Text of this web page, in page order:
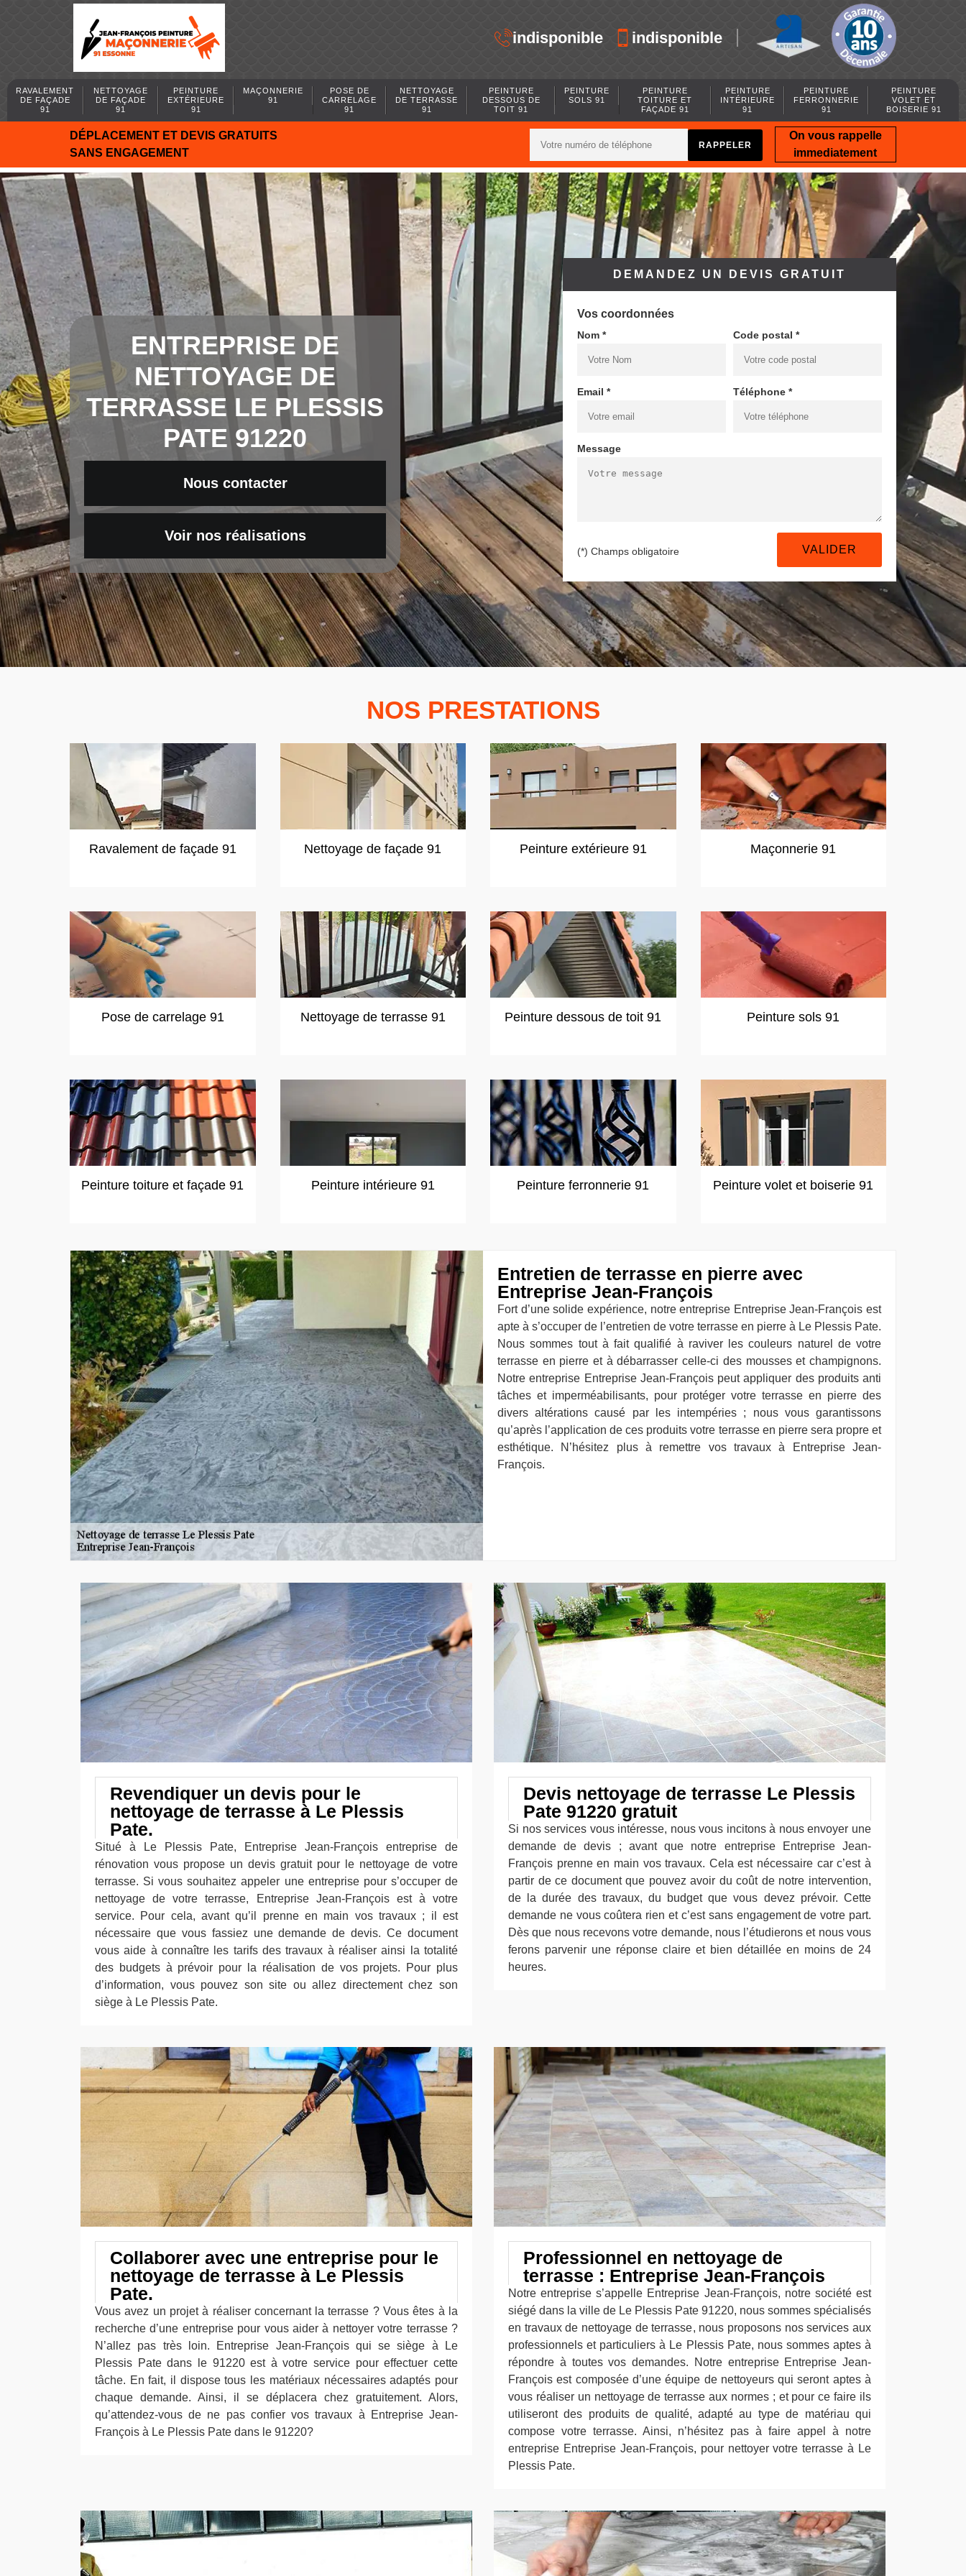
indisponible indisponible
RAVALEMENT
DE FAÇADE
91
NETTOYAGE
DE FAÇADE
91
PEINTURE
EXTÉRIEURE
91
MAÇONNERIE
91
POSE DE
CARRELAGE
91
NETTOYAGE
DE TERRASSE
91
PEINTURE
DESSOUS DE
TOIT 91
PEINTURE
SOLS 91
PEINTURE
TOITURE ET
FAÇADE 91
PEINTURE
INTÉRIEURE
91
PEINTURE
FERRONNERIE
91
PEINTURE
VOLET ET
BOISERIE 91
DÉPLACEMENT ET DEVIS GRATUITS
SANS ENGAGEMENT
On vous rappelle
immediatement
ENTREPRISE DE
NETTOYAGE DE
TERRASSE LE PLESSIS
PATE 91220
Nous contacter
Voir nos réalisations
DEMANDEZ UN DEVIS GRATUIT
Vos coordonnées
Nom * Code postal *
Email * Téléphone *
Message
(*) Champs obligatoire
NOS PRESTATIONS
Ravalement de façade 91 Nettoyage de façade 91 Peinture extérieure 91 Maçonnerie 91
Pose de carrelage 91 Nettoyage de terrasse 91 Peinture dessous de toit 91 Peinture sols 91
Peinture toiture et façade 91 Peinture intérieure 91 Peinture ferronnerie 91 Peinture volet et boiserie 91
Entretien de terrasse en pierre avec
Entreprise Jean-François
Fort d’une solide expérience, notre entreprise Entreprise Jean-François est
apte à s’occuper de l’entretien de votre terrasse en pierre à Le Plessis Pate.
Nous sommes tout à fait qualifié à raviver les couleurs naturel de votre
terrasse en pierre et à débarrasser celle-ci des mousses et champignons.
Notre entreprise Entreprise Jean-François peut appliquer des produits anti
tâches et imperméabilisants, pour protéger votre terrasse en pierre des
divers altérations causé par les intempéries ; nous vous garantissons
qu’après l’application de ces produits votre terrasse en pierre sera propre et
esthétique. N’hésitez plus à remettre vos travaux à Entreprise Jean-
François.
Revendiquer un devis pour le
nettoyage de terrasse à Le Plessis
Pate.
Situé à Le Plessis Pate, Entreprise Jean-François entreprise de
rénovation vous propose un devis gratuit pour le nettoyage de votre
terrasse. Si vous souhaitez appeler une entreprise pour s’occuper de
nettoyage de votre terrasse, Entreprise Jean-François est à votre
service. Pour cela, avant qu’il prenne en main vos travaux ; il est
nécessaire que vous fassiez une demande de devis. Ce document
vous aide à connaître les tarifs des travaux à réaliser ainsi la totalité
des budgets à prévoir pour la réalisation de vos projets. Pour plus
d’information, vous pouvez son site ou allez directement chez son
siège à Le Plessis Pate.
Devis nettoyage de terrasse Le Plessis
Pate 91220 gratuit
Si nos services vous intéresse, nous vous incitons à nous envoyer une
demande de devis ; avant que notre entreprise Entreprise Jean-
François prenne en main vos travaux. Cela est nécessaire car c’est à
partir de ce document que pouvez avoir du coût de notre intervention,
de la durée des travaux, du budget que vous devez prévoir. Cette
demande ne vous coûtera rien et c’est sans engagement de votre part.
Dès que nous recevons votre demande, nous l’étudierons et nous vous
ferons parvenir une réponse claire et bien détaillée en moins de 24
heures.
Collaborer avec une entreprise pour le
nettoyage de terrasse à Le Plessis
Pate.
Vous avez un projet à réaliser concernant la terrasse ? Vous êtes à la
recherche d’une entreprise pour vous aider à nettoyer votre terrasse ?
N’allez pas très loin. Entreprise Jean-François qui se siège à Le
Plessis Pate dans le 91220 est à votre service pour effectuer cette
tâche. En fait, il dispose tous les matériaux nécessaires adaptés pour
chaque demande. Ainsi, il se déplacera chez gratuitement. Alors,
qu’attendez-vous de ne pas confier vos travaux à Entreprise Jean-
François à Le Plessis Pate dans le 91220?
Professionnel en nettoyage de
terrasse : Entreprise Jean-François
Notre entreprise s’appelle Entreprise Jean-François, notre société est
siégé dans la ville de Le Plessis Pate 91220, nous sommes spécialisés
en travaux de nettoyage de terrasse, nous proposons nos services aux
professionnels et particuliers à Le Plessis Pate, nous sommes aptes à
répondre à toutes vos demandes. Notre entreprise Entreprise Jean-
François est composée d’une équipe de nettoyeurs qui seront aptes à
vous réaliser un nettoyage de terrasse aux normes ; et pour ce faire ils
utiliseront des produits de qualité, adapté au type de matériau qui
compose votre terrasse. Ainsi, n’hésitez pas à faire appel à notre
entreprise Entreprise Jean-François, pour nettoyer votre terrasse à Le
Plessis Pate.